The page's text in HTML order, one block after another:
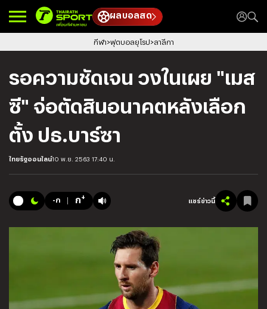
ผลบอลสด
กีฬา ฟุตบอลยุโรป ลาลีกา
รอความชัดเจน วงในเผย "เมส
ซี" จ่อตัดสินอนาคตหลังเลือก
ตั้ง ปธ.บาร์ซา
ไทยรัฐออนไลน์10 พ.ย. 2563 17:40 น.
-ก ก+ แชร์ข่าวนี้